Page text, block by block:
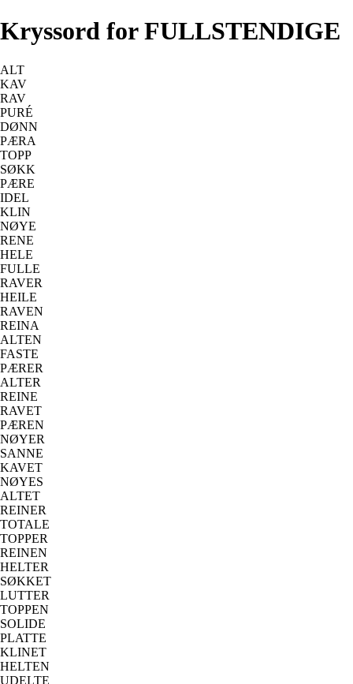
Kryssord for FULLSTENDIGE
ALT
KAV
RAV
PURÉ
DØNN
PÆRA
TOPP
SØKK
PÆRE
IDEL
KLIN
NØYE
RENE
HELE
FULLE
RAVER
HEILE
RAVEN
REINA
ALTEN
FASTE
PÆRER
ALTER
REINE
RAVET
PÆREN
NØYER
SANNE
KAVET
NØYES
ALTET
REINER
TOTALE
TOPPER
REINEN
HELTER
SØKKET
LUTTER
TOPPEN
SOLIDE
PLATTE
KLINET
HELTEN
UDELTE